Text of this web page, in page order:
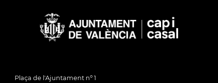
Plaça de l'Ajuntament nº 1